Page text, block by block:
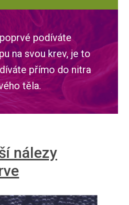
podíváte
na svou krev, je to
přímo do nitra
těla.
nálezy